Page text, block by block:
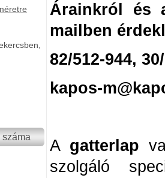
Árainkról és
mailben
82/512-944,
kapos-
A gatterlap
szolgáló